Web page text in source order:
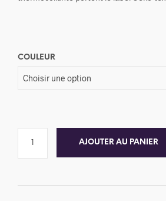
COULEUR
AJOUTER AU PANIER